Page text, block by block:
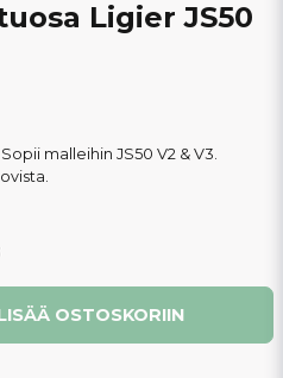
Ligier JS50
malleihin JS50 V2 & V3.
OSTOSKORIIN